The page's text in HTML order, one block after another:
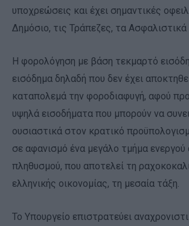
υποχρεώσεις και έχει σημαντικές
Δημόσιο, τις Τράπεζες, τα Ασφαλιστικά
Η φορολόγηση με βάση τεκμαρτό
εισόδημα δηλαδή που δεν έχει
καταπολεμά την φοροδιαφυγή, αφού
υψηλά εισοδήματα που μπορούν να
ουσιαστικά στον κρατικό
σε αφανισμό ένα μεγάλο τμήμα ενεργού
πληθυσμού, που αποτελεί τη
ελληνικής οικονομίας, τη μεσαία τάξη.
Το Υπουργείο επιστρατεύει